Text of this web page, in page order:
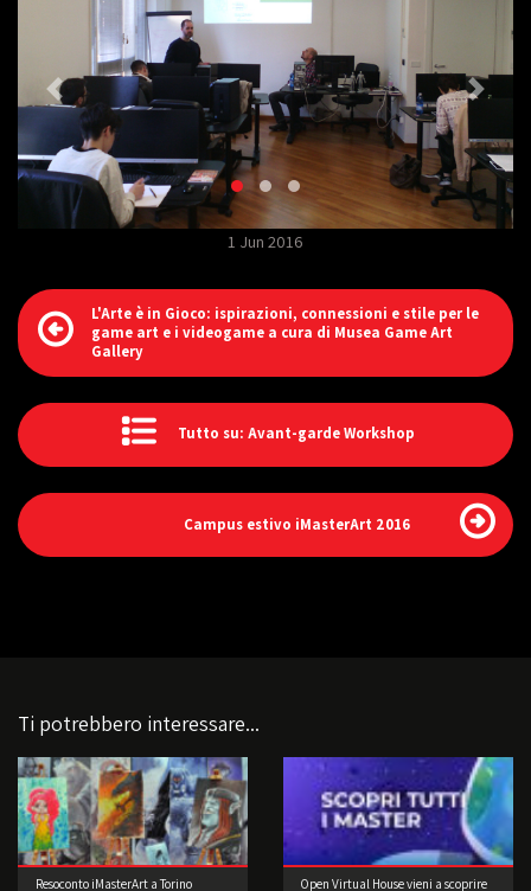
1 Jun 2016
L'Arte è in Gioco: ispirazioni, connessioni e stile per le
game art e i videogame a cura di Musea Game Art
Gallery
Tutto su: Avant-garde Workshop
Campus estivo iMasterArt 2016
Ti potrebbero interessare...
Resoconto iMasterArt a Torino
Open Virtual House vieni a scoprire